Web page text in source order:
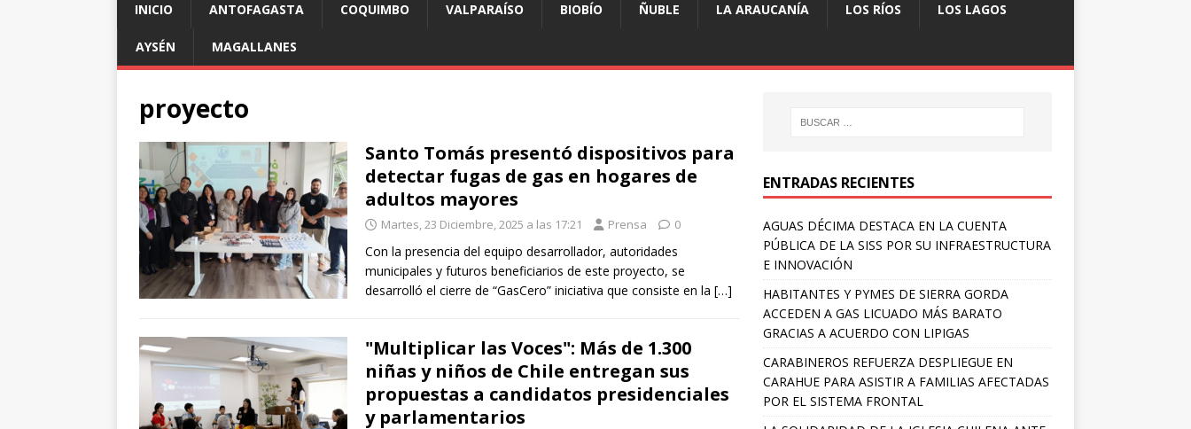
INICIO ANTOFAGASTA COQUIMBO VALPARAÍSO BIOBÍO ÑUBLE LA ARAUCANÍA LOS RÍOS LOS LAGOS
AYSÉN MAGALLANES
proyecto
Santo Tomás presentó dispositivos para
detectar fugas de gas en hogares de
adultos mayores
Martes, 23 Diciembre, 2025 a las 17:21 Prensa 0
Con la presencia del equipo desarrollador, autoridades
municipales y futuros beneficiarios de este proyecto, se
desarrolló el cierre de “GasCero” iniciativa que consiste en la […]
"Multiplicar las Voces": Más de 1.300
niñas y niños de Chile entregan sus
propuestas a candidatos presidenciales
y parlamentarios
ENTRADAS RECIENTES
AGUAS DÉCIMA DESTACA EN LA CUENTA
PÚBLICA DE LA SISS POR SU INFRAESTRUCTURA
E INNOVACIÓN
HABITANTES Y PYMES DE SIERRA GORDA
ACCEDEN A GAS LICUADO MÁS BARATO
GRACIAS A ACUERDO CON LIPIGAS
CARABINEROS REFUERZA DESPLIEGUE EN
CARAHUE PARA ASISTIR A FAMILIAS AFECTADAS
POR EL SISTEMA FRONTAL